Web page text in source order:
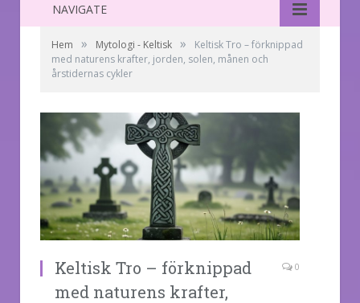
NAVIGATE
Hem » Mytologi - Keltisk »
Keltisk Tro – förknippad
med naturens krafter, jorden, solen, månen och
årstidernas cykler
Keltisk Tro – förknippad
med naturens krafter,
0